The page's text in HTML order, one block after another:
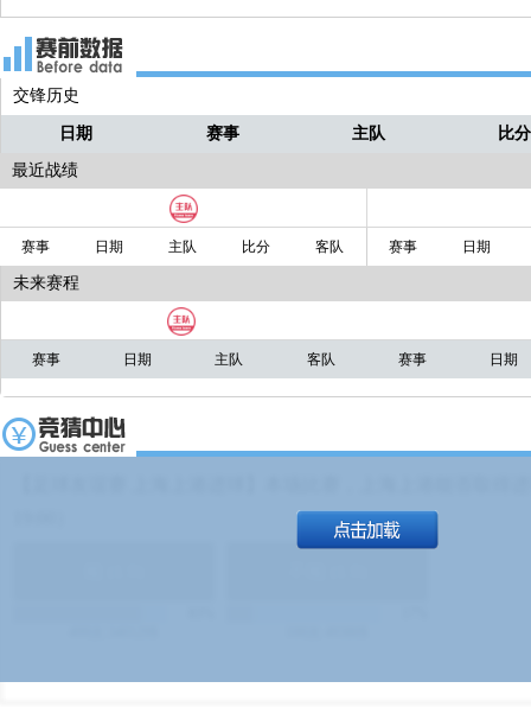
交锋历史
日期 赛事 主队 比分
最近战绩
赛事 日期 主队 比分 客队 赛事 日期
未来赛程
赛事 日期 主队 客队 赛事 日期